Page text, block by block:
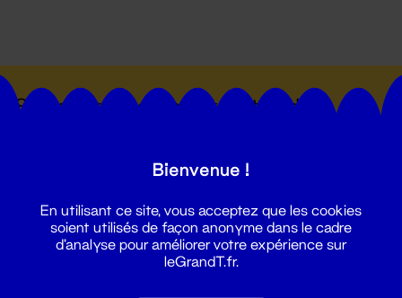
Suivez toutes les actualités du
Bienvenue !
En utilisant ce site, vous acceptez que les cookies
soient utilisés de façon anonyme dans le cadre
d'analyse pour améliorer votre expérience sur
leGrandT.fr.